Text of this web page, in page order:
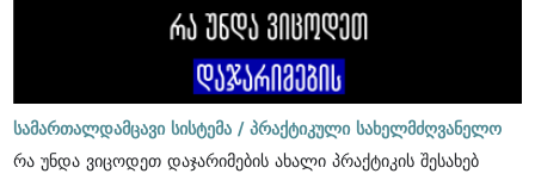
სამართალდამცავი სისტემა / პრაქტიკული სახელმძღვანელო
რა უნდა ვიცოდეთ დაჯარიმების ახალი პრაქტიკის შესახებ